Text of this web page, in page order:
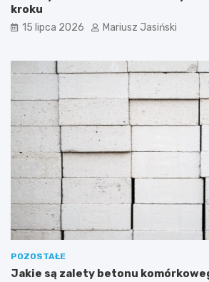
kroku
15 lipca 2026 Mariusz Jasiński
POZOSTAŁE
Jakie są zalety betonu